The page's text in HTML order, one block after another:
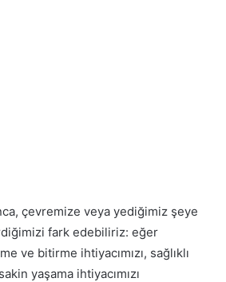
çevremize veya yediğimiz şeye
fark edebiliriz: eğer
ve bitirme ihtiyacımızı, sağlıklı
yaşama ihtiyacımızı